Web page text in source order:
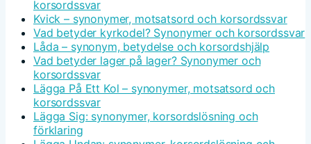
korsordssvar
Kvick – synonymer, motsatsord och korsordssvar
Vad betyder kyrkodel? Synonymer och korsordssvar
Låda – synonym, betydelse och korsordshjälp
Vad betyder lager på lager? Synonymer och
korsordssvar
Lägga På Ett Kol – synonymer, motsatsord och
korsordssvar
Lägga Sig: synonymer, korsordslösning och
förklaring